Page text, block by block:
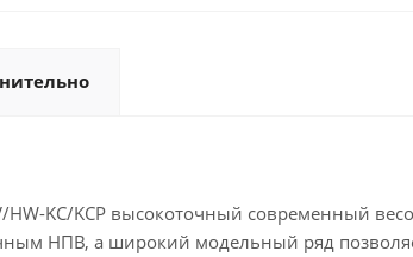
KC/KCP высокоточный современный
НПВ, а широкий модельный ряд